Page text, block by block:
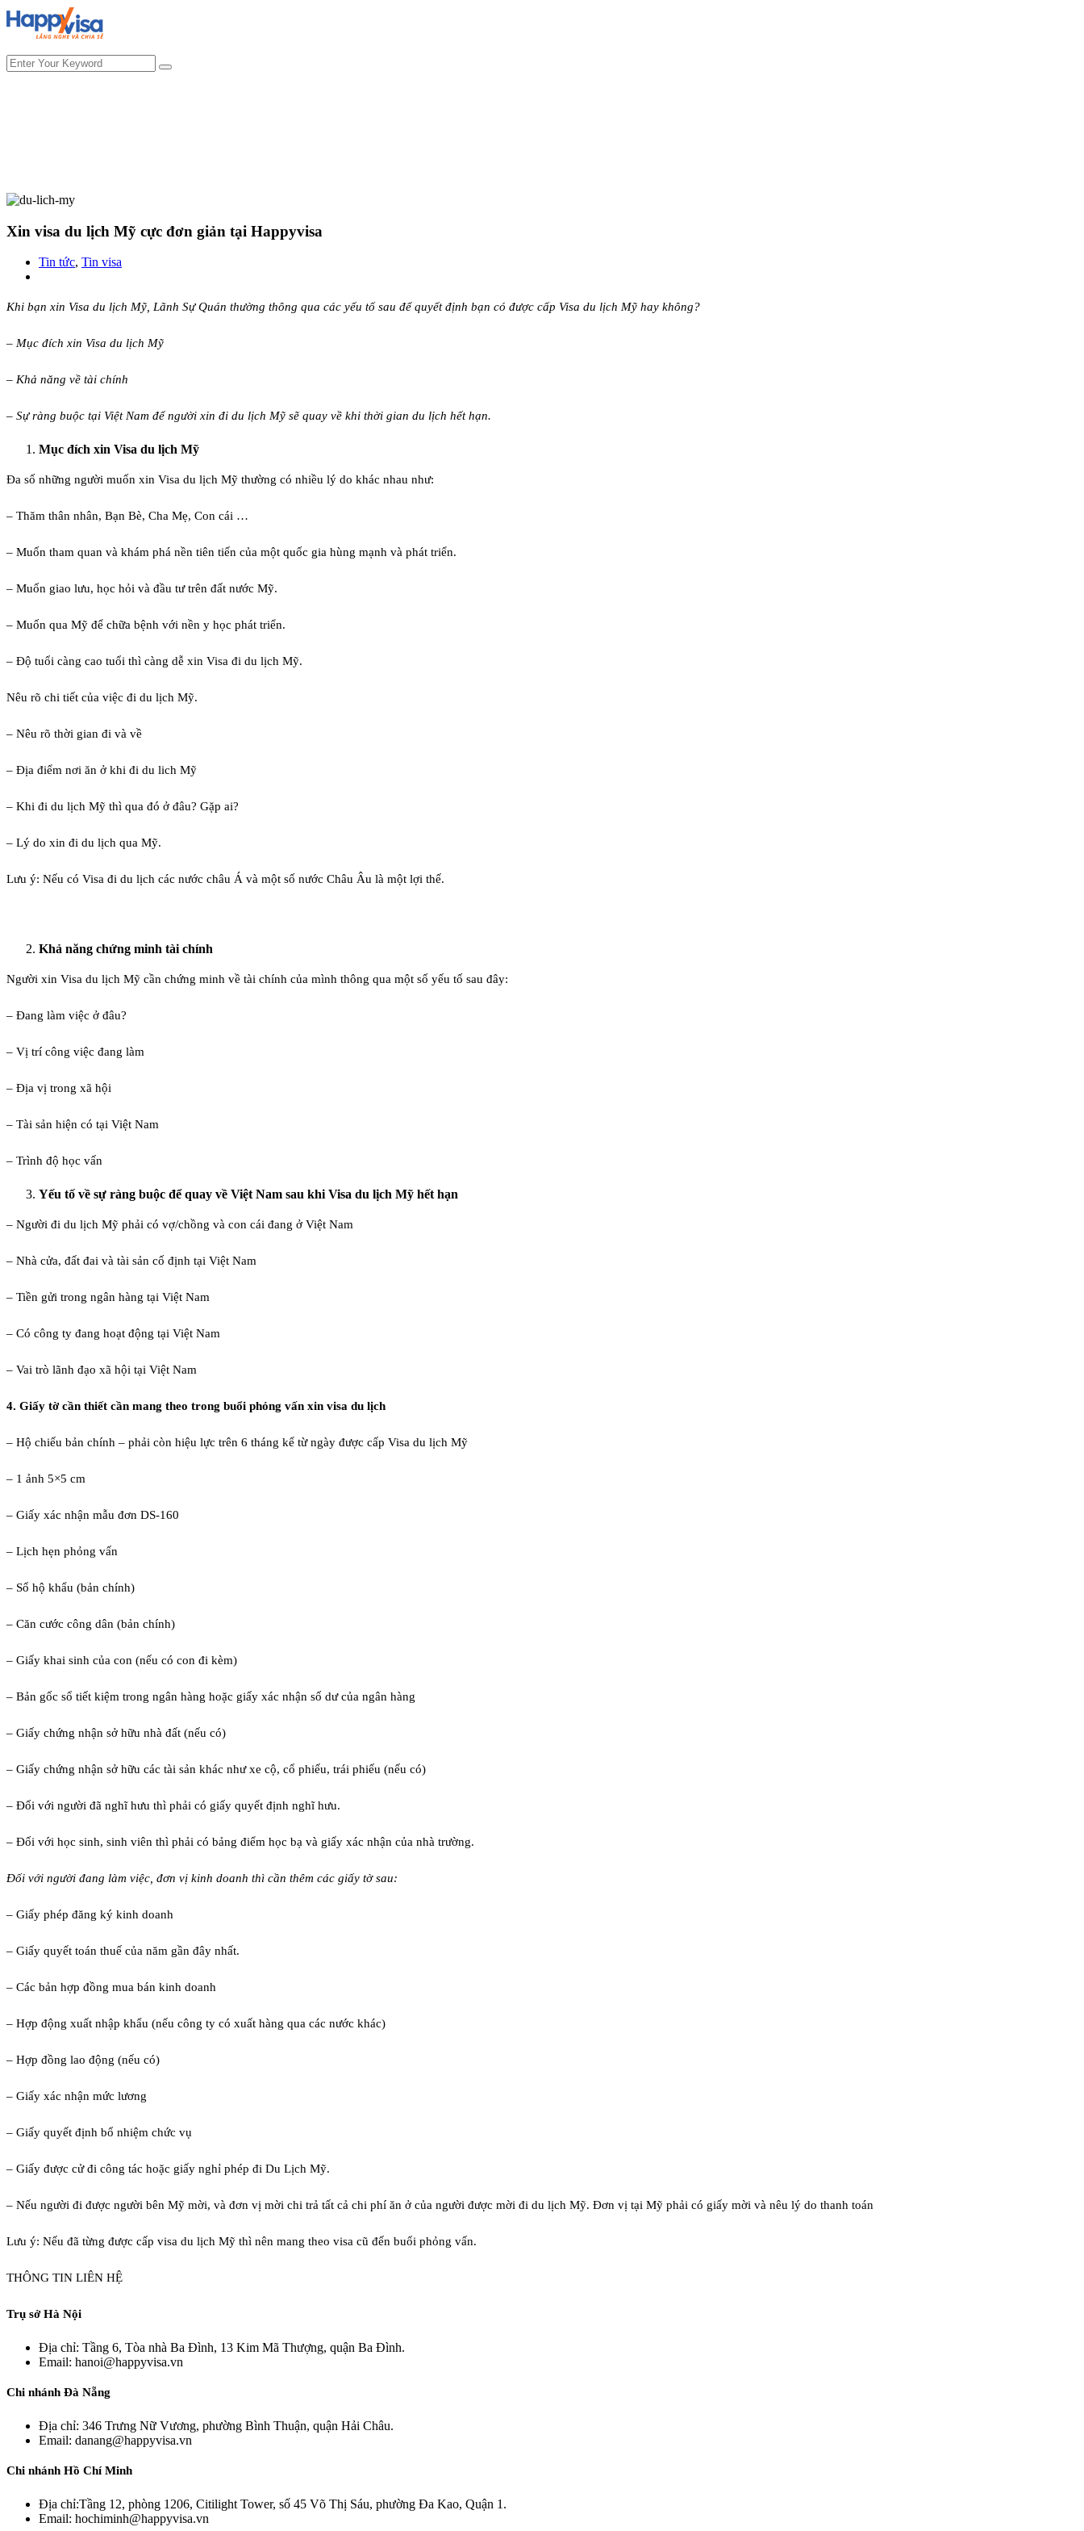
Xin visa du lịch Mỹ cực đơn giản tại Happyvisa
Tin tức, Tin visa
Khi bạn xin Visa du lịch Mỹ, Lãnh Sự Quán thường thông qua các yếu tố sau để quyết định bạn có được cấp Visa du lịch Mỹ hay không?
– Mục đích xin Visa du lịch Mỹ
– Khả năng về tài chính
– Sự ràng buộc tại Việt Nam để người xin đi du lịch Mỹ sẽ quay về khi thời gian du lịch hết hạn.
Mục đích xin Visa du lịch Mỹ
Đa số những người muốn xin Visa du lịch Mỹ thường có nhiều lý do khác nhau như:
– Thăm thân nhân, Bạn Bè, Cha Mẹ, Con cái …
– Muốn tham quan và khám phá nền tiên tiến của một quốc gia hùng mạnh và phát triển.
– Muốn giao lưu, học hỏi và đầu tư trên đất nước Mỹ.
– Muốn qua Mỹ để chữa bệnh với nền y học phát triển.
– Độ tuổi càng cao tuổi thì càng dễ xin Visa đi du lịch Mỹ.
Nêu rõ chi tiết của việc đi du lịch Mỹ.
– Nêu rõ thời gian đi và về
– Địa điểm nơi ăn ở khi đi du lich Mỹ
– Khi đi du lịch Mỹ thì qua đó ở đâu? Gặp ai?
– Lý do xin đi du lịch qua Mỹ.
Lưu ý: Nếu có Visa đi du lịch các nước châu Á và một số nước Châu Âu là một lợi thế.
Khả năng chứng minh tài chính
Người xin Visa du lịch Mỹ cần chứng minh về tài chính của mình thông qua một số yếu tố sau đây:
– Đang làm việc ở đâu?
– Vị trí công việc đang làm
– Địa vị trong xã hội
– Tài sản hiện có tại Việt Nam
– Trình độ học vấn
Yếu tố về sự ràng buộc để quay về Việt Nam sau khi Visa du lịch Mỹ hết hạn
– Người đi du lịch Mỹ phải có vợ/chồng và con cái đang ở Việt Nam
– Nhà cửa, đất đai và tài sản cố định tại Việt Nam
– Tiền gửi trong ngân hàng tại Việt Nam
– Có công ty đang hoạt động tại Việt Nam
– Vai trò lãnh đạo xã hội tại Việt Nam
4. Giấy tờ cần thiết cần mang theo trong buổi phỏng vấn xin visa du lịch
– Hộ chiếu bản chính – phải còn hiệu lực trên 6 tháng kể từ ngày được cấp Visa du lịch Mỹ
– 1 ảnh 5×5 cm
– Giấy xác nhận mẫu đơn DS-160
– Lịch hẹn phỏng vấn
– Sổ hộ khẩu (bản chính)
– Căn cước công dân (bản chính)
– Giấy khai sinh của con (nếu có con đi kèm)
– Bản gốc sổ tiết kiệm trong ngân hàng hoặc giấy xác nhận số dư của ngân hàng
– Giấy chứng nhận sở hữu nhà đất (nếu có)
– Giấy chứng nhận sở hữu các tài sản khác như xe cộ, cổ phiếu, trái phiếu (nếu có)
– Đối với người đã nghĩ hưu thì phải có giấy quyết định nghĩ hưu.
– Đối với học sinh, sinh viên thì phải có bảng điểm học bạ và giấy xác nhận của nhà trường.
Đối với người đang làm việc, đơn vị kinh doanh thì cần thêm các giấy tờ sau:
– Giấy phép đăng ký kinh doanh
– Giấy quyết toán thuế của năm gần đây nhất.
– Các bản hợp đồng mua bán kinh doanh
– Hợp động xuất nhập khẩu (nếu công ty có xuất hàng qua các nước khác)
– Hợp đồng lao động (nếu có)
– Giấy xác nhận mức lương
– Giấy quyết định bổ nhiệm chức vụ
– Giấy được cử đi công tác hoặc giấy nghỉ phép đi Du Lịch Mỹ.
– Nếu người đi được người bên Mỹ mời, và đơn vị mời chi trả tất cả chi phí ăn ở của người được mời đi du lịch Mỹ. Đơn vị tại Mỹ phải có giấy mời và nêu lý do thanh toán
Lưu ý: Nếu đã từng được cấp visa du lịch Mỹ thì nên mang theo visa cũ đến buổi phỏng vấn.
THÔNG TIN LIÊN HỆ
Trụ sở Hà Nội
Địa chỉ: Tầng 6, Tòa nhà Ba Đình, 13 Kim Mã Thượng, quận Ba Đình.
Email: hanoi@happyvisa.vn
Chi nhánh Đà Nẵng
Địa chỉ: 346 Trưng Nữ Vương, phường Bình Thuận, quận Hải Châu.
Email: danang@happyvisa.vn
Chi nhánh Hồ Chí Minh
Địa chỉ:Tầng 12, phòng 1206, Citilight Tower, số 45 Võ Thị Sáu, phường Đa Kao, Quận 1.
Email: hochiminh@happyvisa.vn